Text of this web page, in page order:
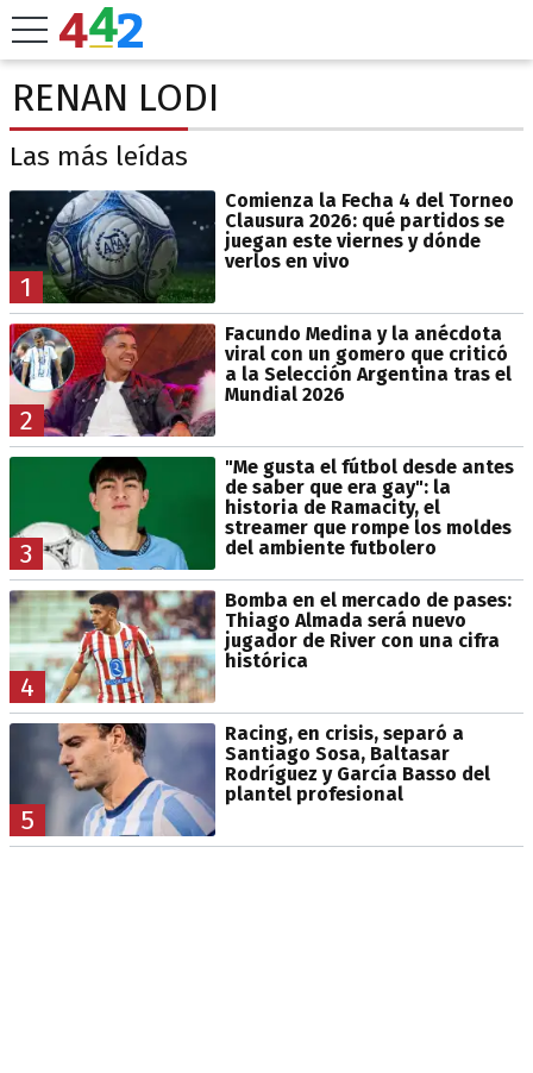
RENAN LODI
Las más leídas
1
Comienza la Fecha 4 del Torneo
Clausura 2026: qué partidos se
juegan este viernes y dónde
verlos en vivo
2
Facundo Medina y la anécdota
viral con un gomero que criticó
a la Selección Argentina tras el
Mundial 2026
3
"Me gusta el fútbol desde antes
de saber que era gay": la
historia de Ramacity, el
streamer que rompe los moldes
del ambiente futbolero
4
Bomba en el mercado de pases:
Thiago Almada será nuevo
jugador de River con una cifra
histórica
5
Racing, en crisis, separó a
Santiago Sosa, Baltasar
Rodríguez y García Basso del
plantel profesional